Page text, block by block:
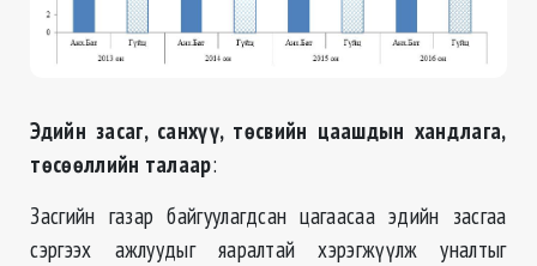
Эдийн засаг, санхүү, төсвийн цаашдын хандлага,
төсөөллийн талаар:
Засгийн газар байгуулагдсан цагаасаа эдийн засгаа
сэргээх ажлуудыг яаралтай хэрэгжүүлж уналтыг